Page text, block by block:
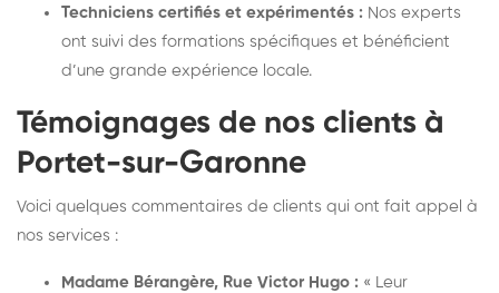
Techniciens certifiés et expérimentés : Nos experts
ont suivi des formations spécifiques et bénéficient
d’une grande expérience locale.
Témoignages de nos clients à
Portet-sur-Garonne
Voici quelques commentaires de clients qui ont fait appel à
nos services :
Madame Bérangère, Rue Victor Hugo : « Leur